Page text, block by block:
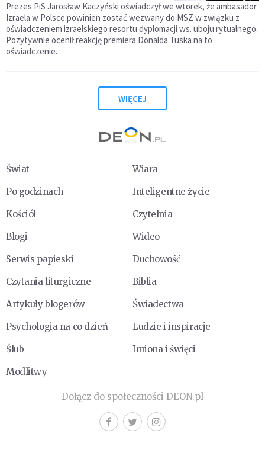
Prezes PiS Jarosław Kaczyński oświadczył we wtorek, że ambasador
Izraela w Polsce powinien zostać wezwany do MSZ w związku z
oświadczeniem izraelskiego resortu dyplomacji ws. uboju rytualnego.
Pozytywnie ocenił reakcję premiera Donalda Tuska na to
oświadczenie.
WIĘCEJ
Świat
Wiara
Po godzinach
Inteligentne życie
Kościół
Czytelnia
Blogi
Wideo
Serwis papieski
Duchowość
Czytania liturgiczne
Biblia
Artykuły blogerów
Świadectwa
Psychologia na co dzień
Ludzie i inspiracje
Ślub
Imiona i święci
Modlitwy
Dołącz do społeczności DEON.pl